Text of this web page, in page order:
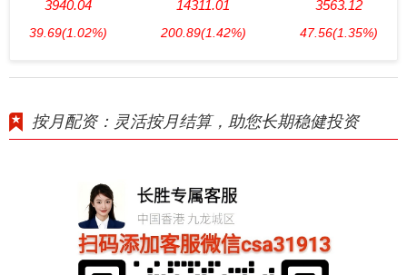
3940.04
39.69(1.02%)
14311.01
200.89(1.42%)
3563.12
47.56(1.35%)
按月配资：灵活按月结算，助您长期稳健投资